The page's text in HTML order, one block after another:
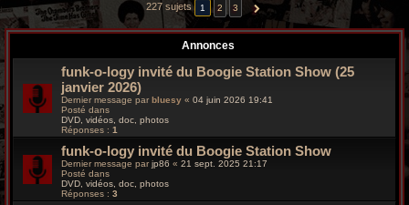
r
g
227 sujets 1 2 3 SUIVANTE
Annonces
funk-o-logy invité du Boogie Station Show (25
janvier 2026)
Dernier message par bluesy « 04 juin 2026 19:41
Posté dans
DVD, vidéos, doc, photos
Réponses : 1
funk-o-logy invité du Boogie Station Show
Dernier message parjp86 « 21 sept. 2025 21:17
Posté dans
DVD, vidéos, doc, photos
Réponses : 3